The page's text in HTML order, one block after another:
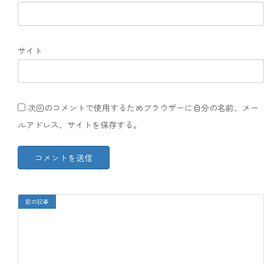
サイト
次回のコメントで使用するためブラウザーに自分の名前、メー
ルアドレス、サイトを保存する。
前の記事